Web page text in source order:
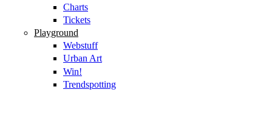
Charts
Tickets
Playground
Webstuff
Urban Art
Win!
Trendspotting